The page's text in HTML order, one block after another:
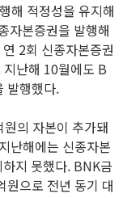
해 적정성을 유지해
자본증권을 발행해
2회 신종자본증권
난해 10월에도 B
발행했다.
의 자본이 추가돼
난해에는 신종자본
지 못했다. BNK금
으로 전년 동기 대